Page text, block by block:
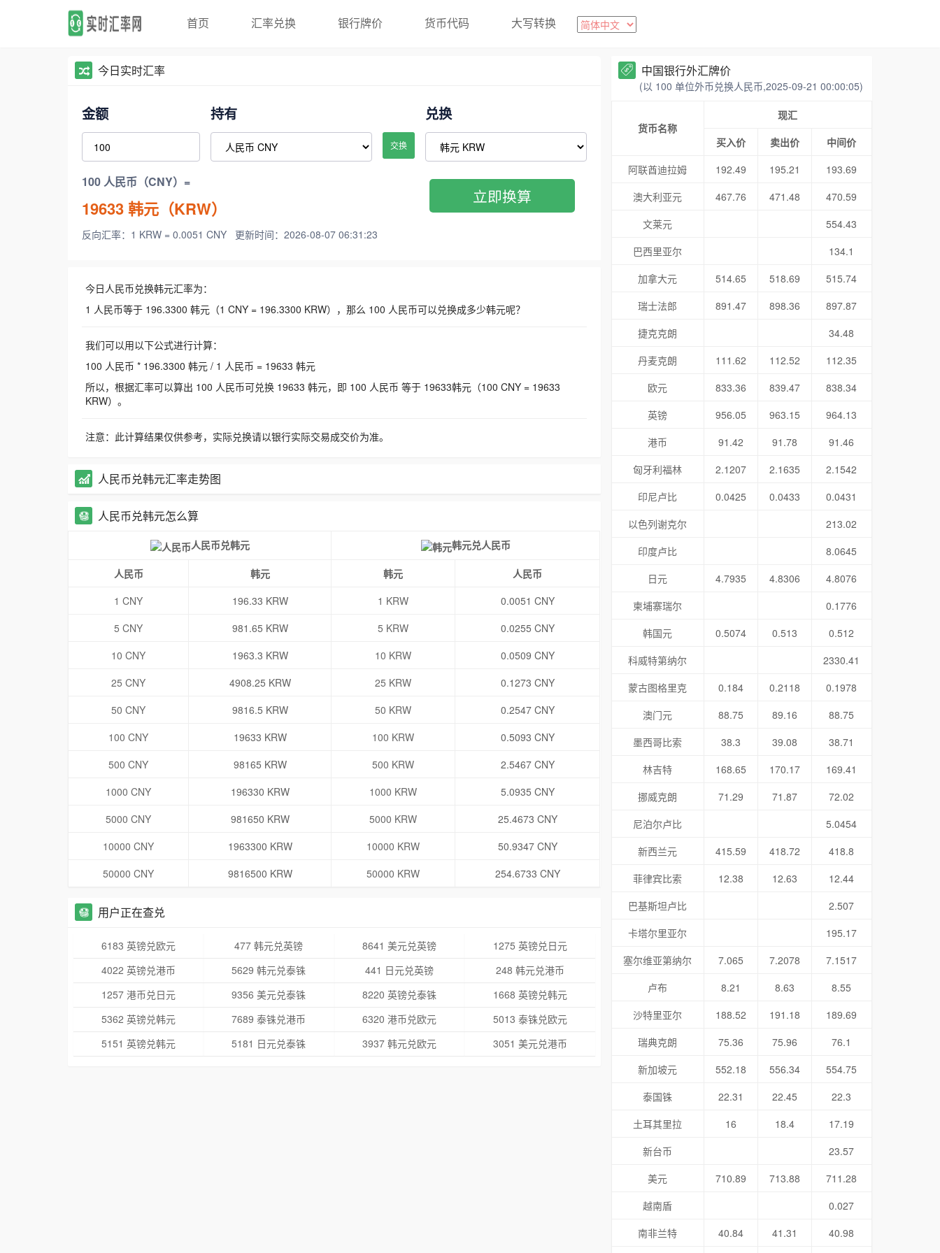
首页 汇率兑换 银行牌价 货币代码 大写转换
今日实时汇率
金额 持有
交换
兑换
100 人民币（CNY）=
19633韩元（KRW）
反向汇率：1 KRW = 0.0051 CNY 更新时间：2026-08-07 06:31:23
立即换算
今日人民币兑换韩元汇率为：
1 人民币等于 196.3300 韩元（1 CNY = 196.3300 KRW），那么 100 人民币可以兑换成多少韩元呢？
我们可以用以下公式进行计算：
100 人民币 * 196.3300 韩元 / 1 人民币 = 19633 韩元
所以，根据汇率可以算出 100 人民币可兑换 19633 韩元，即 100 人民币 等于 19633韩元（100 CNY = 19633
KRW）。
注意：此计算结果仅供参考，实际兑换请以银行实际交易成交价为准。
人民币兑韩元汇率走势图
人民币兑韩元怎么算
人民币兑韩元 韩元兑人民币
人民币 韩元 韩元
人民币
1 CNY
196.33 KRW 1 KRW
0.0051 CNY
5 CNY
981.65 KRW 5 KRW
0.0255 CNY
10 CNY
1963.3 KRW 10 KRW
0.0509 CNY
25 CNY
4908.25 KRW 25 KRW
0.1273 CNY
50 CNY
9816.5 KRW 50 KRW
0.2547 CNY
100 CNY
19633 KRW 100 KRW
0.5093 CNY
500 CNY
98165 KRW 500 KRW
2.5467 CNY
1000 CNY
196330 KRW 1000 KRW
5.0935 CNY
5000 CNY
981650 KRW 5000 KRW
25.4673 CNY
10000 CNY
1963300 KRW 10000 KRW
50.9347 CNY
50000 CNY
9816500 KRW 50000 KRW 254.6733 CNY
用户正在查兑
6183 英镑兑欧元 477 韩元兑英镑 8641 美元兑英镑
1275 英镑兑日元
4022 英镑兑港币
5629 韩元兑泰铢 441 日元兑英镑
248 韩元兑港币
1257 港币兑日元
9356 美元兑泰铢 8220 英镑兑泰铢
1668 英镑兑韩元
5362 英镑兑韩元
7689 泰铢兑港币 6320 港币兑欧元
5013 泰铢兑欧元
5151 英镑兑韩元
5181 日元兑泰铢 3937 韩元兑欧元 3051 美元兑港币
中国银行外汇牌价
(以 100 单位外币兑换人民币,2025-09-21 00:00:05)
货币名称
现汇
买入价
卖出价
中间价
阿联酋迪拉姆
192.49 195.21
193.69
澳大利亚元
467.76 471.48
470.59
文莱元
554.43
巴西里亚尔
134.1
加拿大元
514.65 518.69
515.74
瑞士法郎
891.47 898.36
897.87
捷克克朗
34.48
丹麦克朗
111.62 112.52
112.35
欧元
833.36 839.47
838.34
英镑
956.05 963.15
964.13
港币
91.42 91.78
91.46
匈牙利福林
2.1207 2.1635
2.1542
印尼卢比
0.0425 0.0433
0.0431
以色列谢克尔
213.02
印度卢比
8.0645
日元
4.7935 4.8306
4.8076
柬埔寨瑞尔
0.1776
韩国元
0.5074 0.513
0.512
科威特第纳尔
2330.41
蒙古图格里克
0.184 0.2118
0.1978
澳门元
88.75 89.16
88.75
墨西哥比索
38.3 39.08
38.71
林吉特
168.65 170.17
169.41
挪威克朗
71.29 71.87
72.02
尼泊尔卢比
5.0454
新西兰元
415.59 418.72
418.8
菲律宾比索
12.38 12.63
12.44
巴基斯坦卢比
2.507
卡塔尔里亚尔
195.17
塞尔维亚第纳尔
7.065 7.2078
7.1517
卢布
8.21 8.63
8.55
沙特里亚尔
188.52 191.18
189.69
瑞典克朗
75.36 75.96
76.1
新加坡元
552.18 556.34
554.75
泰国铢
22.31 22.45
22.3
土耳其里拉
16 18.4
17.19
新台币
23.57
美元
710.89 713.88
711.28
越南盾
0.027
南非兰特
40.84 41.31 40.98